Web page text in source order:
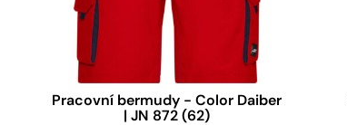
Pracovní bermudy - Color Daiber
| JN 872 (62)